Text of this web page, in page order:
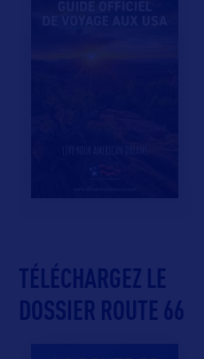
TÉLÉCHARGEZ LE
DOSSIER ROUTE 66